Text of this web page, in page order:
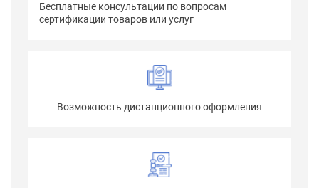
Бесплатные консультации по вопросам
сертификации товаров или услуг
Возможность дистанционного оформления